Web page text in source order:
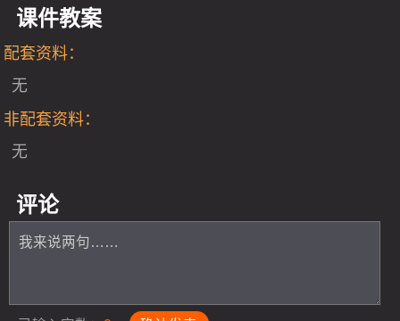
课件教案
配套资料：
无
非配套资料：
无
评论